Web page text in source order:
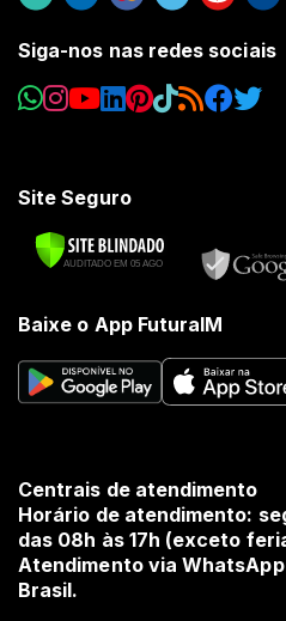
Siga-nos nas redes sociais
Site Seguro
Baixe o App FuturaIM
Centrais de atendimento
Horário de atendimento:
das 08h às 17h (exceto
Atendimento via
Brasil.